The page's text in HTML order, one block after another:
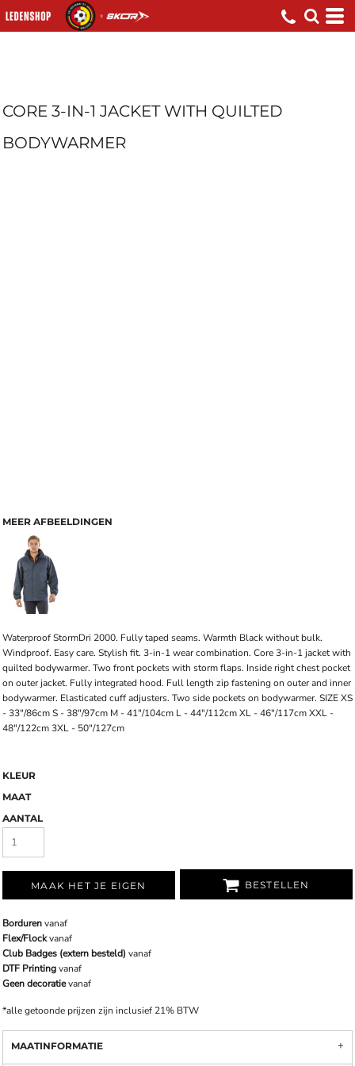
CORE 3-IN-1 JACKET WITH QUILTED
BODYWARMER
MEER AFBEELDINGEN
Waterproof StormDri 2000. Fully taped seams. Warmth Black without bulk.
Windproof. Easy care. Stylish fit. 3-in-1 wear combination. Core 3-in-1 jacket with
quilted bodywarmer. Two front pockets with storm flaps. Inside right chest pocket
on outer jacket. Fully integrated hood. Full length zip fastening on outer and inner
bodywarmer. Elasticated cuff adjusters. Two side pockets on bodywarmer. SIZE XS
- 33"/86cm S - 38"/97cm M - 41"/104cm L - 44"/112cm XL - 46"/117cm XXL -
48"/122cm 3XL - 50"/127cm
KLEUR
MAAT
AANTAL
MAAK HET JE EIGEN BESTELLEN
Bordurenvanaf
Flex/Flockvanaf
Club Badges (extern besteld) vanaf
DTF Printingvanaf
Geen decoratievanaf
*alle getoonde prijzen zijn inclusief 21% BTW
MAATINFORMATIE